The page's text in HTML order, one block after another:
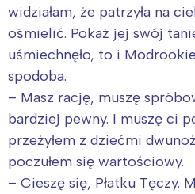
widziałam, że patrzyła na
ośmielić. Pokaż jej swój
uśmiechnęło, to i
spodoba.
– Masz rację, muszę
bardziej pewny. I muszę ci
przeżyłem z dziećmi
poczułem się wartościowy.
– Cieszę się, Płatku Tęczy.